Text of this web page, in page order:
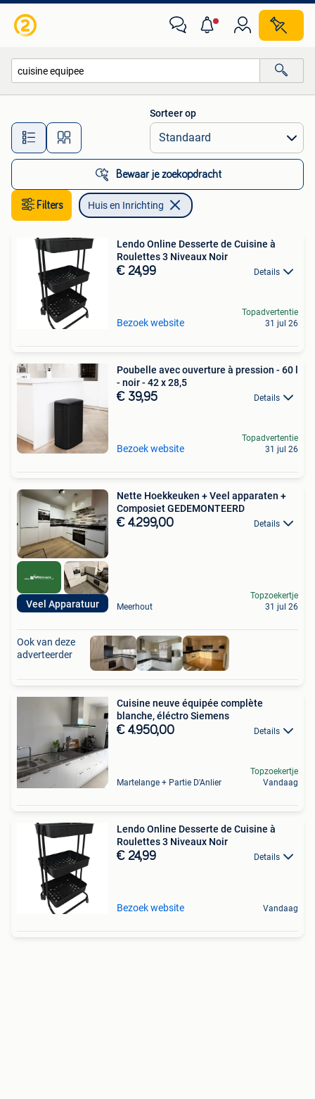
Alle afstanden…
Sorteer op
Bewaar je zoekopdracht
Filters Huis en Inrichting
Lendo Online Desserte de Cuisine à
Roulettes 3 Niveaux Noir
€ 24,99 Details
Bezoek website
Topadvertentie
31 jul 26
Poubelle avec ouverture à pression - 60 l
- noir - 42 x 28,5
€ 39,95 Details
Bezoek website
Topadvertentie
31 jul 26
Veel Apparatuur
Nette Hoekkeuken + Veel apparaten +
Composiet GEDEMONTEERD
€ 4.299,00 Details
Meerhout
Topzoekertje
31 jul 26
Ook van deze
adverteerder
Cuisine neuve équipée complète
blanche, éléctro Siemens
€ 4.950,00 Details
Martelange + Partie D'Anlier
Topzoekertje
Vandaag
Lendo Online Desserte de Cuisine à
Roulettes 3 Niveaux Noir
€ 24,99 Details
Bezoek website Vandaag